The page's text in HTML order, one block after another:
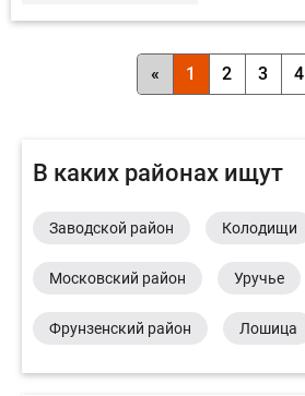
« 1 2 3 4
В каких районах ищут
Заводской район Колодищи
Московский район Уручье
Фрунзенский район Лошица